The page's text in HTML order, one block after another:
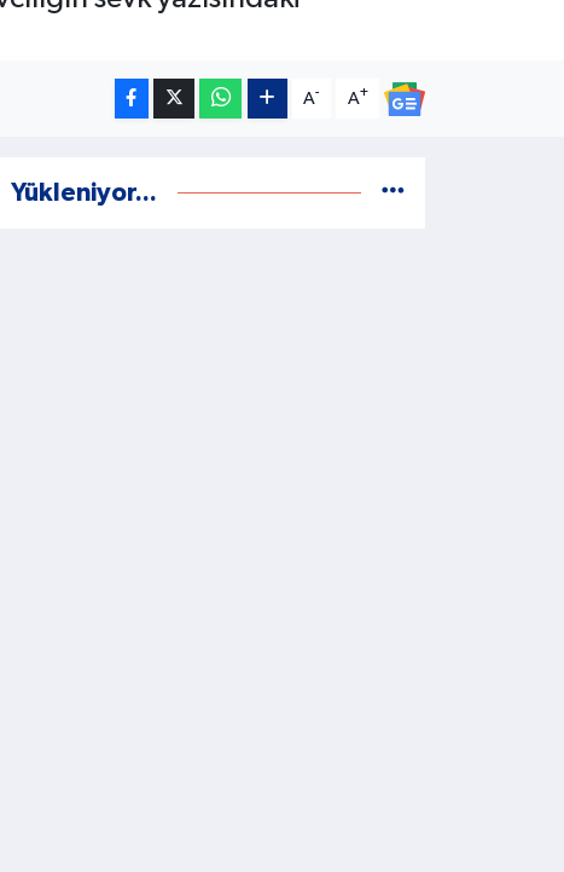
A- A+
Yükleniyor...